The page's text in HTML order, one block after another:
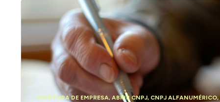
ABERTURA DE EMPRESA,ABRIR CNPJ, CNPJ ALFANUMÉRICO,